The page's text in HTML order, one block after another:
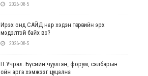
2026-08-5
Ирэх онд САЙД нар хэдэн төгрөгийн эрх
мэдэлтэй байх вэ?
2026-08-5
Н.Учрал: Бүсийн чуулган, форум, салбарын
ойн арга хэмжээг цуцална